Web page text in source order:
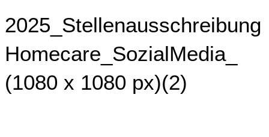
2025_Stellenausschreibung
Homecare_SozialMedia_
(1080 x 1080 px)(2)